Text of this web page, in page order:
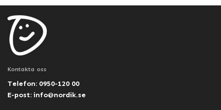
Kontakta oss
Telefon: 0950-120 00
E-post: info@nordik.se